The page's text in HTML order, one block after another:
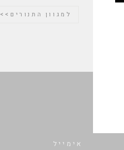
למגוון התנורים>>
אימייל